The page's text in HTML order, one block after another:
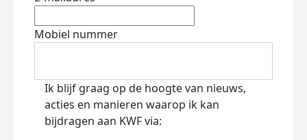
Mobiel nummer
Ik blijf graag op de hoogte van nieuws,
acties en manieren waarop ik kan
bijdragen aan KWF via: